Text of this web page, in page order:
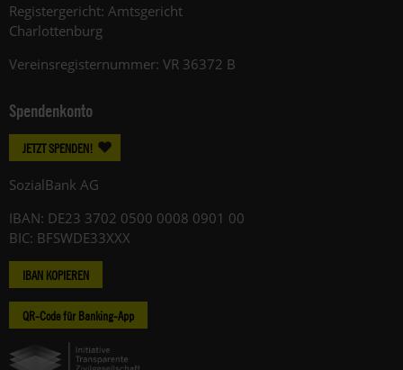
Registergericht: Amtsgericht
Charlottenburg
Vereinsregisternummer: VR 36372 B
Spendenkonto
JETZT SPENDEN!
SozialBank AG
IBAN: DE23 3702 0500 0008 0901 00
BIC: BFSWDE33XXX
IBAN KOPIEREN
QR-Code für Banking-App